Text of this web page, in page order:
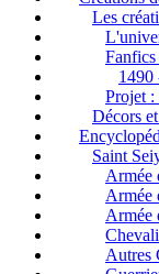
Les
1490
Projet
Décors
Saint
Armée
Armée
Armée
Autres